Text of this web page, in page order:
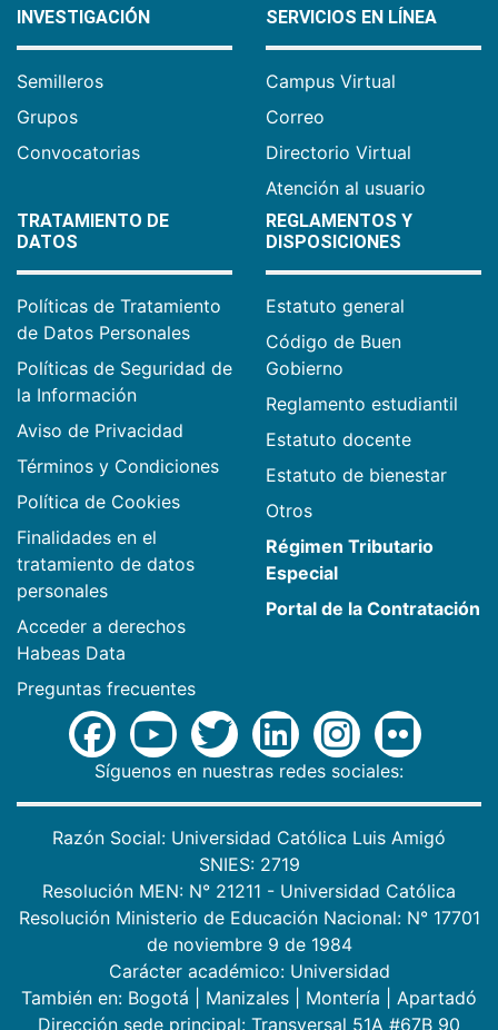
INVESTIGACIÓN
Semilleros
Grupos
Convocatorias
SERVICIOS EN LÍNEA
Campus Virtual
Correo
Directorio Virtual
Atención al usuario
TRATAMIENTO DE
DATOS
Políticas de Tratamiento
de Datos Personales
Políticas de Seguridad de
la Información
Aviso de Privacidad
Términos y Condiciones
Política de Cookies
Finalidades en el
tratamiento de datos
personales
Acceder a derechos
Habeas Data
Preguntas frecuentes
REGLAMENTOS Y
DISPOSICIONES
Estatuto general
Código de Buen
Gobierno
Reglamento estudiantil
Estatuto docente
Estatuto de bienestar
Otros
Régimen Tributario
Especial
Portal de la Contratación
Síguenos en nuestras redes sociales:
Razón Social: Universidad Católica Luis Amigó
SNIES: 2719
Resolución MEN: N° 21211 - Universidad Católica
Resolución Ministerio de Educación Nacional: N° 17701
de noviembre 9 de 1984
Carácter académico: Universidad
También en: Bogotá Manizales Montería
Apartadó
Dirección sede principal: Transversal 51A #67B 90